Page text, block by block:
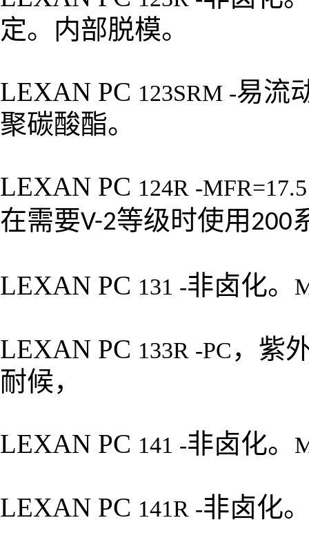
定。内部脱模。
LEXAN PC 123SRM -易流
聚碳酸酯。
LEXAN PC 124R -
在需要V-2等级时使用 200
LEXAN PC 131 -非卤化。
LEXAN PC 133R -PC ，紫
耐候，
LEXAN PC 141 -非卤化。
LEXAN PC 141R -非卤化